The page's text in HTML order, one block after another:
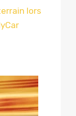
lors